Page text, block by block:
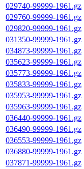
029740-99999-1961.gz
029760-99999-1961.gz
029820-99999-1961.gz
031350-99999-1961.gz
034873-99999-1961.gz
035623-99999-1961.gz
035773-99999-1961.gz
035833-99999-1961.gz
035953-99999-1961.gz
035963-99999-1961.gz
036440-99999-1961.gz
036490-99999-1961.gz
036553-99999-1961.gz
036880-99999-1961.gz
037871-99999-1961.gz